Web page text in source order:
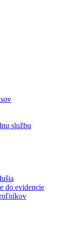
službu
do evidencie
roľníkov